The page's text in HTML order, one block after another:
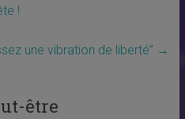
!
une vibration de liberté” →
être